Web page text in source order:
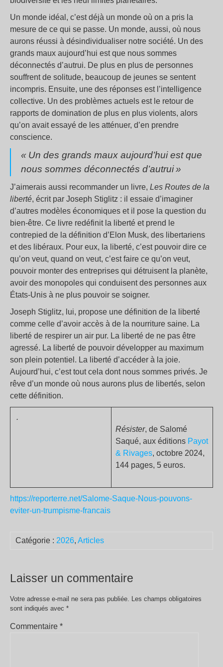
Un monde idéal, c’est déjà un monde où on a pris la
mesure de ce qui se passe. Un monde, aussi, où nous
aurons réussi à désindividualiser notre société. Un des
grands maux aujourd’hui est que nous sommes
déconnectés d’autrui. De plus en plus de personnes
souffrent de solitude, beaucoup de jeunes se sentent
incompris. Ensuite, une des réponses est l’intelligence
collective. Un des problèmes actuels est le retour de
rapports de domination de plus en plus violents, alors
qu’on avait essayé de les atténuer, d’en prendre
conscience.
« Un des grands maux aujourd’hui est que
nous sommes déconnectés d’autrui»
J’aimerais aussi recommander un livre, Les Routes de la
liberté, écrit par Joseph Stiglitz : il essaie d’imaginer
d’autres modèles économiques et il pose la question du
bien-être. Ce livre redéfinit la liberté et prend le
contrepied de la définition d’Elon Musk, des libertariens
et des libéraux. Pour eux, la liberté, c’est pouvoir dire ce
qu’on veut, quand on veut, c’est faire ce qu’on veut,
pouvoir monter des entreprises qui détruisent la planète,
avoir des monopoles qui conduisent des personnes aux
États-Unis à ne plus pouvoir se soigner.
Joseph Stiglitz, lui, propose une définition de la liberté
comme celle d’avoir accès à de la nourriture saine. La
liberté de respirer un air pur. La liberté de ne pas être
agressé. La liberté de pouvoir développer au maximum
son plein potentiel. La liberté d’accéder à la joie.
Aujourd’hui, c’est tout cela dont nous sommes privés. Je
rêve d’un monde où nous aurons plus de libertés, selon
cette définition.
.
Résister, de Salomé
Saqué, aux éditions Payot
& Rivages, octobre 2024,
144 pages, 5 euros.
https://reporterre.net/Salome-Saque-Nous-pouvons-
eviter-un-trumpisme-francais
Catégorie : 2026, Articles
Laisser un commentaire
Votre adresse e-mail ne sera pas publiée. Les champs obligatoires
sont indiqués avec *
Commentaire *